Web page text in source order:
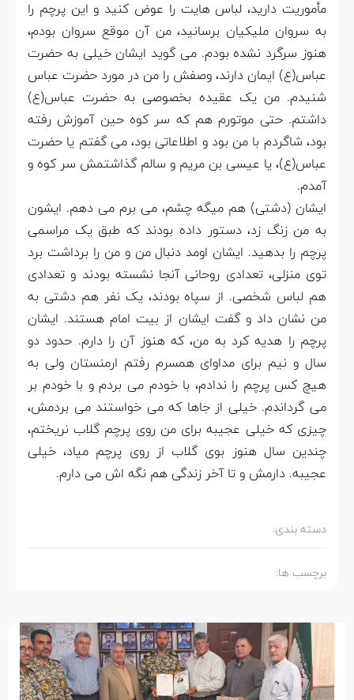
مأموریت دارید، لباس هایت را عوض کنید و این پرچم را
به سروان ملیکیان برسانید، من آن موقع سروان بودم،
هنوز سرگرد نشده بودم. می گوید ایشان خیلی به حضرت
عباس(ع) ایمان دارند، وصفش را من در مورد حضرت عباس
شنیدم. من یک عقیده بخصوصی به حضرت عباس(ع)
داشتم. حتی موتورم هم که سر کوه حین آموزش رفته
بود، شاگردم با من بود و اطلاعاتی بود، می گفتم یا حضرت
عباس(ع)، یا عیسی بن مریم و سالم گذاشتمش سر کوه و
آمدم.
ایشان (دشتی) هم میگه چشم، می برم می دهم. ایشون
به من زنگ زد، دستور داده بودند که طبق یک مراسمی
پرچم را بدهید. ایشان اومد دنبال من و من را برداشت برد
توی منزلی، تعدادی روحانی آنجا نشسته بودند و تعدادی
هم لباس شخصی. از سپاه بودند، یک نفر هم دشتی به
من نشان داد و گفت ایشان از بیت امام هستند. ایشان
پرچم را هدیه کرد به من، که هنوز آن را دارم. حدود دو
سال و نیم برای مداوای همسرم رفتم ارمنستان ولی به
هیچ کس پرچم را ندادم، با خودم می بردم و با خودم بر
می گرداندم. خیلی از جاها که می خواستند می بردمش،
چیزی که خیلی عجیبه برای من روی پرچم گلاب نریختم،
چندین سال هنوز بوی گلاب از روی پرچم میاد، خیلی
عجیبه. دارمش و تا آخر زندگی هم نگه اش می دارم.
دسته بندی:
برچسب ها: